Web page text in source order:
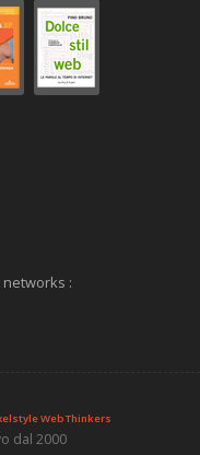
:
Web Thinkers
dal 2000